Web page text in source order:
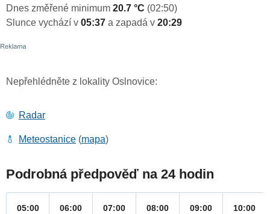
Dnes změřené minimum 20.7 °C (02:50)
Slunce vychází v 05:37 a zapadá v 20:29
Nepřehlédněte z lokality Oslnovice:
Radar
Meteostanice (mapa)
Podrobná předpověď na 24 hodin
05:00 06:00 07:00 08:00 09:00 10:00